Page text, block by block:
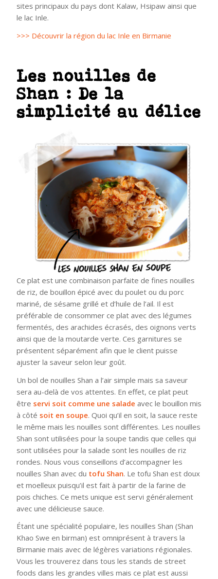
sites principaux du pays dont Kalaw, Hsipaw ainsi que
le lac Inle.
>>> Découvrir la région du lac Inle en Birmanie
Les nouilles de
Shan : De la
simplicité au délice
Ce plat est une combinaison parfaite de fines nouilles
de riz, de bouillon épicé avec du poulet ou du porc
mariné, de sésame grillé et d’huile de l’ail. Il est
préférable de consommer ce plat avec des légumes
fermentés, des arachides écrasés, des oignons verts
ainsi que de la moutarde verte. Ces garnitures se
présentent séparément afin que le client puisse
ajuster la saveur selon leur goût.
Un bol de nouilles Shan a l’air simple mais sa saveur
sera au-delà de vos attentes. En effet, ce plat peut
être servi soit comme une salade avec le bouillon mis
à côté soit en soupe. Quoi qu’il en soit, la sauce reste
le même mais les nouilles sont différentes. Les nouilles
Shan sont utilisées pour la soupe tandis que celles qui
sont utilisées pour la salade sont les nouilles de riz
rondes. Nous vous conseillons d’accompagner les
nouilles Shan avec du tofu Shan. Le tofu Shan est doux
et moelleux puisqu’il est fait à partir de la farine de
pois chiches. Ce mets unique est servi généralement
avec une délicieuse sauce.
Étant une spécialité populaire, les nouilles Shan (Shan
Khao Swe en birman) est omniprésent à travers la
Birmanie mais avec de légères variations régionales.
Vous les trouverez dans tous les stands de street
foods dans les grandes villes mais ce plat est aussi